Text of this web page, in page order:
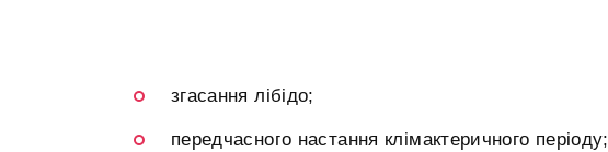
згасання лібідо;
передчасного настання клімактеричного періоду;